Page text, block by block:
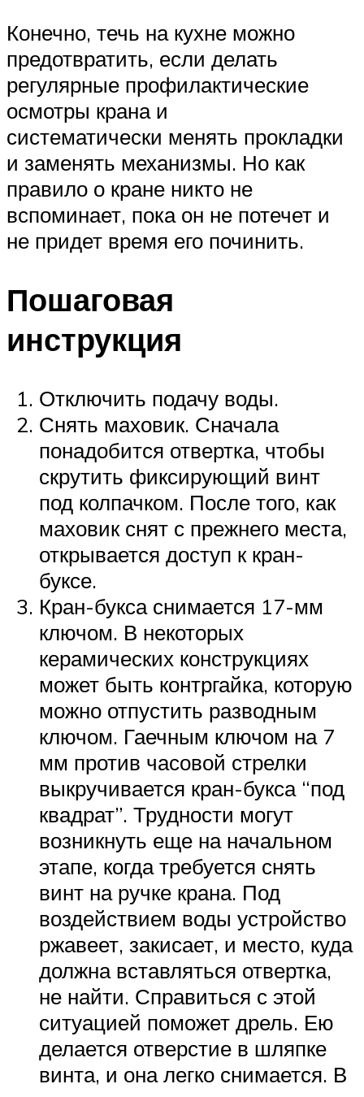
Конечно, течь на кухне можно
предотвратить, если делать
регулярные профилактические
осмотры крана и
систематически менять прокладки
и заменять механизмы. Но как
правило о кране никто не
вспоминает, пока он не потечет и
не придет время его починить.
Пошаговая
инструкция
Отключить подачу воды.
Снять маховик. Сначала
понадобится отвертка, чтобы
скрутить фиксирующий винт
под колпачком. После того, как
маховик снят с прежнего места,
открывается доступ к кран-
буксе.
Кран-букса снимается 17-мм
ключом. В некоторых
керамических конструкциях
может быть контргайка, которую
можно отпустить разводным
ключом. Гаечным ключом на 7
мм против часовой стрелки
выкручивается кран-букса “под
квадрат”. Трудности могут
возникнуть еще на начальном
этапе, когда требуется снять
винт на ручке крана. Под
воздействием воды устройство
ржавеет, закисает, и место, куда
должна вставляться отвертка,
не найти. Справиться с этой
ситуацией поможет дрель. Ею
делается отверстие в шляпке
винта, и она легко снимается. В